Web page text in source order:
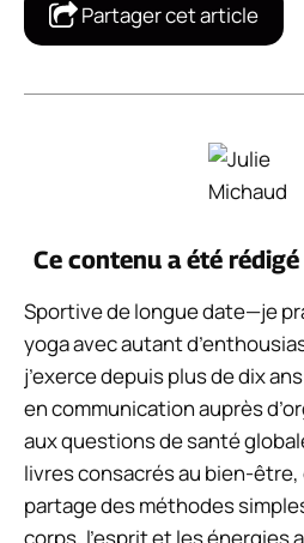
Partager cet article
Ce contenu a été
Sportive de longue date—je
yoga avec autant
j’exerce depuis plus de dix
en communication auprès
aux questions de santé
livres consacrés au bien-
partage des méthodes